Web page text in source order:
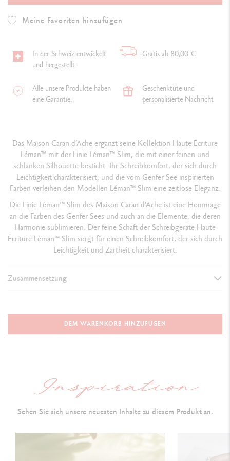
Meine Favoriten hinzufügen
In der Schweiz entwickelt
und hergestellt
Gratis ab 80,00 €
Alle unsere Produkte haben
eine Garantie.
Geschenktüte und
personalisierte Nachricht
Das Maison Caran d’Ache ergänzt seine Kollektion Haute Écriture
Léman™ mit der Linie Léman™ Slim, die mit einer feinen und
schlanken Silhouette besticht. Ihr Schreibkomfort, der sich durch
Leichtigkeit charakterisiert, und die vom Genfer See inspirierten
Farben verleihen den Modellen Léman™ Slim eine zeitlose Eleganz.
Die Linie Léman™ Slim des Maison Caran d’Ache ist eine Hommage
an die Farben des Genfer Sees und auch an die Elemente, die deren
Harmonie sublimieren. Der feine Schaft der Schreibgeräte Haute
Écriture Léman™ Slim sorgt für einen Schreibkomfort, der sich durch
Leichtigkeit und Zartheit charakterisiert.
Zusammensetzung
Runder Schaft und Kappe aus Messing,
Clip und Ende der Kappe rosévergoldet
Ende der Kappe mit der neuen Caran d’Ache Identifizierung
DEM WARENKORB HINZUFÜGEN
Sehen Sie sich unsere neuesten Inhalte zu diesem Produkt an.